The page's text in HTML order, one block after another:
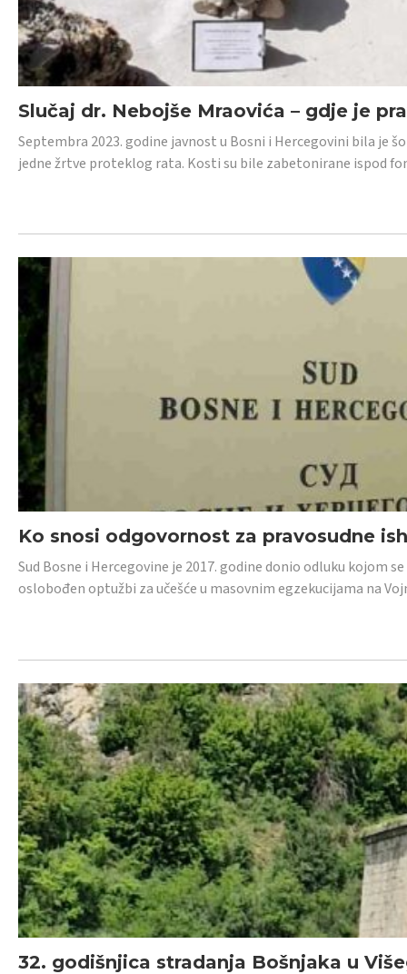
Slučaj dr. Nebojše Mraovića – gdje je
Septembra 2023. godine javnost u Bosni i Hercegovini bila je
jedne žrtve proteklog rata. Kosti su bile zabetonirane ispod
Ko snosi odgovornost za pravosudne
Sud Bosne i Hercegovine je 2017. godine donio odluku kojom
oslobođen optužbi za učešće u masovnim egzekucijama na
32. godišnjica stradanja Bošnjaka u